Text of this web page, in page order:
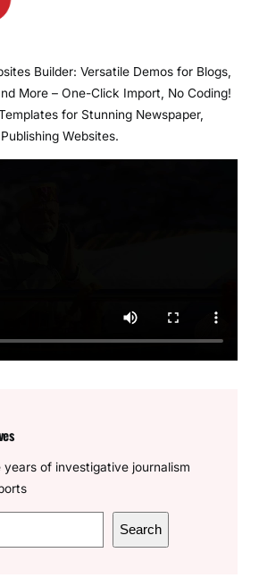
Builder: Versatile Demos for Blogs,
More – One-Click Import, No Coding!
for Stunning Newspaper,
Websites.
of investigative journalism
Search